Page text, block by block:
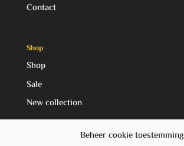
Beheer cookie toestemming
Contact
Shop
Shop
Sale
New collection